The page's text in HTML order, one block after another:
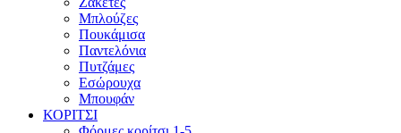
Μπλούζες
Πουκάμισα
Παντελόνια
Πυτζάμες
Εσώρουχα
Μπουφάν
ΚΟΡΙΤΣΙ